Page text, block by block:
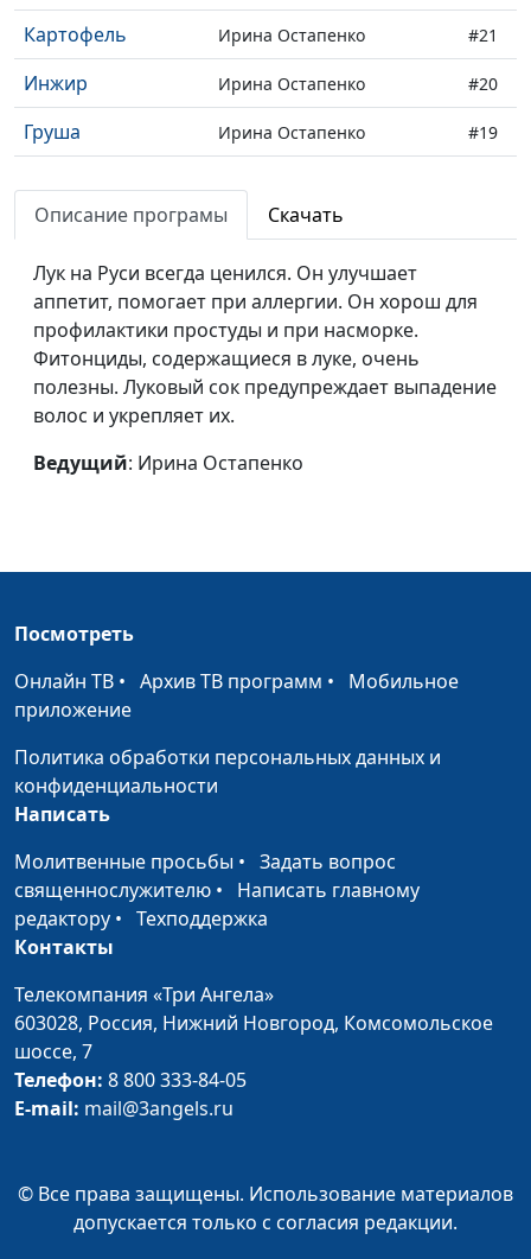
Картофель Ирина Остапенко #21
Инжир Ирина Остапенко #20
Груша Ирина Остапенко #19
Виноград Ирина Остапенко
Брокколи Ирина Остапенко
Бананы Ирина Остапенко
Баклажан Ирина Остапенко
Базилик Ирина Остапенко
Апельсин Ирина Остапенко
простуде
Утренняя
гимнастика
Ирина Остапенко
Утренняя
гимнастика
Упражнения с
палкой
Ирина Остапенко
Упражнения для
расслабления глаз
Ирина Остапенко
Разминка на
рабочем месте
Ирина Остапенко
Комплекс
упражнений для
Ирина Остапенко
Комплекс
Ирина Остапенко
Описание програмы Скачать
Лук на Руси всегда ценился. Он улучшает
аппетит, помогает при аллергии. Он хорош для
профилактики простуды и при насморке.
Фитонциды, содержащиеся в луке, очень
полезны. Луковый сок предупреждает выпадение
волос и укрепляет их.
Ведущий: Ирина Остапенко
Посмотреть
Онлайн ТВ • Архив ТВ программ • Мобильное
приложение
Политика обработки персональных данных и
конфиденциальности
Написать
Молитвенные просьбы • Задать вопрос
священнослужителю • Написать главному
редактору • Техподдержка
Контакты
Телекомпания «Три Ангела»
603028, Россия, Нижний Новгород, Комсомольское
шоссе, 7
Телефон: 8 800 333-84-05
E-mail: mail@3angels.ru
© Все права защищены. Использование материалов
допускается только с согласия редакции.